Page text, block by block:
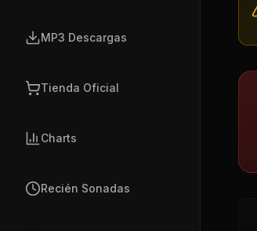
MP3 Descargas
Tienda Oficial
Charts
Recién Sonadas